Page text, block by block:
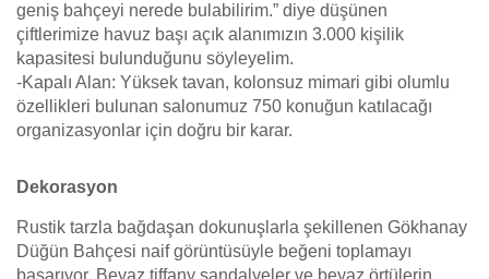
geniş bahçeyi nerede bulabilirim.” diye düşünen
çiftlerimize havuz başı açık alanımızın 3.000 kişilik
kapasitesi bulunduğunu söyleyelim.
-Kapalı Alan: Yüksek tavan, kolonsuz mimari gibi olumlu
özellikleri bulunan salonumuz 750 konuğun katılacağı
organizasyonlar için doğru bir karar.
Dekorasyon
Rustik tarzla bağdaşan dokunuşlarla şekillenen Gökhanay
Düğün Bahçesi naif görüntüsüyle beğeni toplamayı
başarıyor. Beyaz tiffany sandalyeler ve beyaz örtülerin